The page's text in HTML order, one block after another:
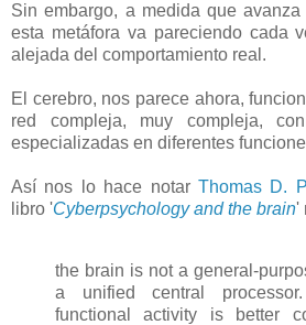
Sin embargo, a medida que avanza
esta metáfora va pareciendo cada
alejada del comportamiento real.
El cerebro, nos parece ahora,
red compleja, muy compleja,
especializadas en diferentes
Así nos lo hace notar Thomas D.
libro 'Cyberpsychology and the brain'
the brain is not a general-
a unified central
functional activity is better